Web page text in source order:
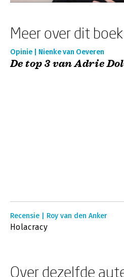
Meer over dit boek
Opinie | Nienke van Oeveren
De top 3 van Adrie
Recensie | Roy van den Anker
Holacracy
Over dezelfde